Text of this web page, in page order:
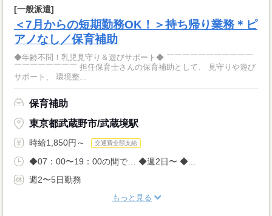
[一般派遣]
＜7月からの短期勤務OK！＞持ち帰り業務＊ピ
アノなし／保育補助
◆年齢不問！乳児見守り＆遊びサポート◆ ￣￣￣￣￣￣￣￣￣￣￣
￣￣￣￣￣￣￣￣ 担任保育士さんの保育補助として、 見守りや遊び
サポート、 環境整...
保育補助
東京都武蔵野市/武蔵境駅
時給1,850円～ 交通費全額支給
◆07：00〜19：00の間で… ◆週2日〜 ◆...
週2〜5日勤務
もっと見る